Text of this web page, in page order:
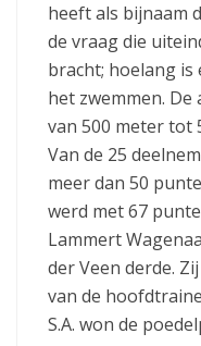
heeft als bijnaam
de vraag die
bracht; hoelang is
het zwemmen.
van 500 meter tot
Van de 25
meer dan 50
werd met 67
Lammert
der Veen derde.
van de
S.A. won de